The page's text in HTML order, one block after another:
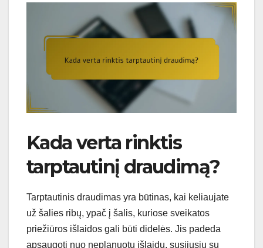
Kada verta rinktis
tarptautinį draudimą?
Tarptautinis draudimas yra būtinas, kai keliaujate
už šalies ribų, ypač į šalis, kuriose sveikatos
priežiūros išlaidos gali būti didelės. Jis padeda
apsaugoti nuo neplanuotų išlaidų, susijusių su